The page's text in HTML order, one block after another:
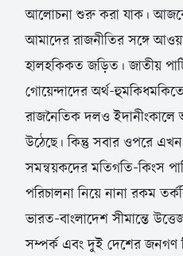
আলোচনা শুরু করা যাক।
আমাদের রাজনীতির সঙ্গে
হালহকিকত জড়িত। জাতীয়
গোয়েন্দাদের অর্থ-
রাজনৈতিক দলও ইদানীংকালে
উঠেছে। কিন্তু সবার ওপরে
সমন্বয়কদের মতিগতি-কিংস
পরিচালনা নিয়ে নানা রকম
ভারত-বাংলাদেশ সীমান্তে
সম্পর্ক এবং দুই দেশের জনগণ